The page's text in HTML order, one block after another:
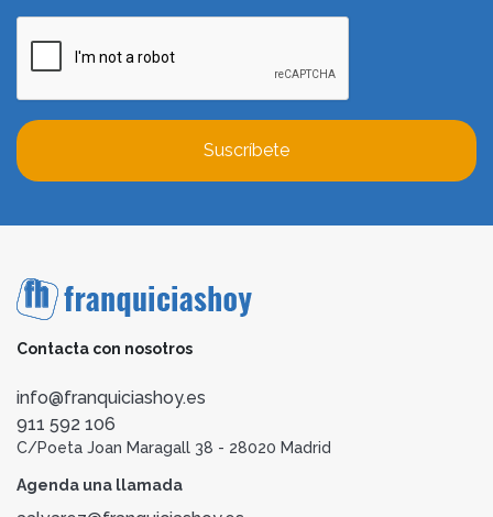
Suscríbete
Contacta con nosotros
info@franquiciashoy.es
911 592 106
C/Poeta Joan Maragall 38 - 28020 Madrid
Agenda una llamada